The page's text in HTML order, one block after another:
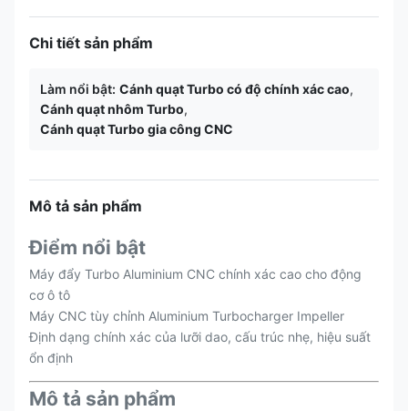
Chi tiết sản phẩm
Làm nổi bật: Cánh quạt Turbo có độ chính xác cao,
Cánh quạt nhôm Turbo,
Cánh quạt Turbo gia công CNC
Mô tả sản phẩm
Điểm nổi bật
Máy đẩy Turbo Aluminium CNC chính xác cao cho động
cơ ô tô
Máy CNC tùy chỉnh Aluminium Turbocharger Impeller
Định dạng chính xác của lưỡi dao, cấu trúc nhẹ, hiệu suất
ổn định
Mô tả sản phẩm